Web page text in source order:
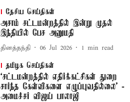
தேசிய செய்திகள்
அசாம் சட்டமன்றத்தில் இன்று முதல்
இந்தியில் பேச அனுமதி
தினத்தந்தி 06 Jul 2026 1 min read
தமிழக செய்திகள்
‘சட்டமன்றத்தில் எதிர்க்கட்சிகள் துறை
சார்ந்த கேள்விகளை எழுப்புவதில்லை’ -
அமைச்சர் விஜய் பாலாஜி